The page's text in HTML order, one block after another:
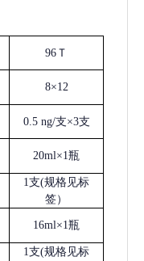
96Ｔ
8×12
0.5 ng/支×3支
20ml×1瓶
1支(规格见标
签）
16ml×1瓶
1支(规格见标